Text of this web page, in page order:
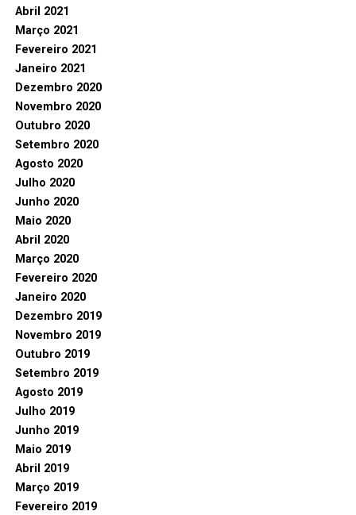
Abril 2021
Março 2021
Fevereiro 2021
Janeiro 2021
Dezembro 2020
Novembro 2020
Outubro 2020
Setembro 2020
Agosto 2020
Julho 2020
Junho 2020
Maio 2020
Abril 2020
Março 2020
Fevereiro 2020
Janeiro 2020
Dezembro 2019
Novembro 2019
Outubro 2019
Setembro 2019
Agosto 2019
Julho 2019
Junho 2019
Maio 2019
Abril 2019
Março 2019
Fevereiro 2019